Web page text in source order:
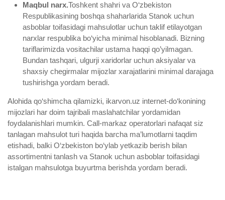
Maqbul narx.Toshkent shahri va O‘zbekiston
Respublikasining boshqa shaharlarida Stanok uchun
asboblar toifasidagi mahsulotlar uchun taklif etilayotgan
narxlar respublika bo‘yicha minimal hisoblanadi. Bizning
tariflarimizda vositachilar ustama haqqi qo’yilmagan.
Bundan tashqari, ulgurji xaridorlar uchun aksiyalar va
shaxsiy chegirmalar mijozlar xarajatlarini minimal darajaga
tushirishga yordam beradi.
Alohida qo‘shimcha qilamizki, ikarvon.uz internet-do‘konining
mijozlari har doim tajribali maslahatchilar yordamidan
foydalanishlari mumkin. Call-markaz operatorlari nafaqat siz
tanlagan mahsulot turi haqida barcha ma’lumotlarni taqdim
etishadi, balki O‘zbekiston bo‘ylab yetkazib berish bilan
assortimentni tanlash va Stanok uchun asboblar toifasidagi
istalgan mahsulotga buyurtma berishda yordam beradi.